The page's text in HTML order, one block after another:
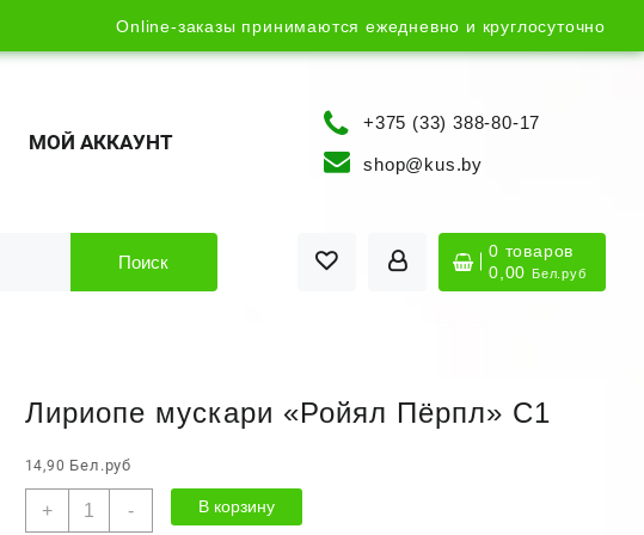
Online-заказы принимаются ежедневно и круглосуточно
МОЙ АККАУНТ
+375 (33) 388-80-17
shop@kus.by
Поиск
0 товаров
0,00 Бел.руб
Лириопе мускари «Ройял Пёрпл» С1
14,90 Бел.руб
+
Количество
- В корзину